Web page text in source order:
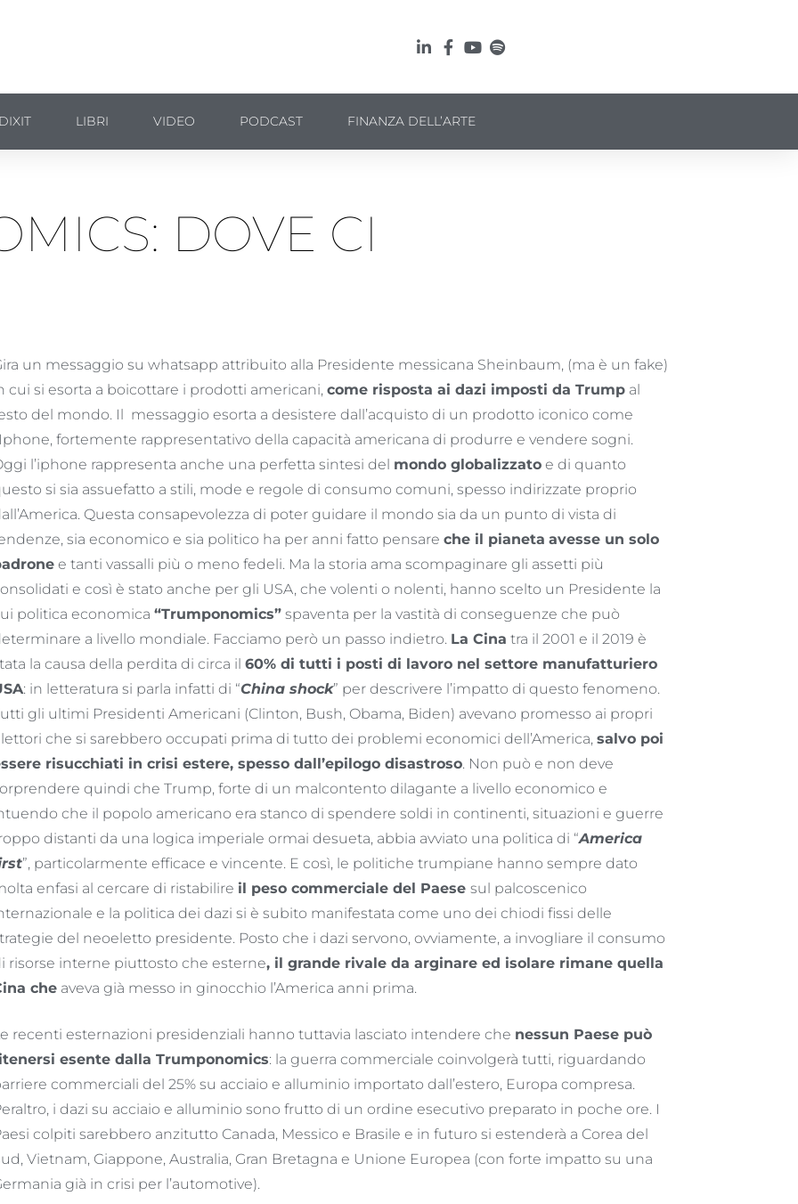
LIBRI VIDEO PODCAST FINANZA DELL’ARTE
DOVE CI
un messaggio su whatsapp attribuito alla Presidente messicana Sheinbaum, (ma è un fake)
cui si esorta a boicottare i prodotti americani, come risposta ai dazi imposti da Trumpal
del mondo. Il messaggio esorta a desistere dall’acquisto di un prodotto iconico come
fortemente rappresentativo della capacità americana di produrre e vendere sogni.
l’iphone rappresenta anche una perfetta sintesi del mondo globalizzatoe di quanto
si sia assuefatto a stili, mode e regole di consumo comuni, spesso indirizzate proprio
Questa consapevolezza di poter guidare il mondo sia da un punto di vista di
sia economico e sia politico ha per anni fatto pensare che il pianeta avesse un solo
e tanti vassalli più o meno fedeli. Ma la storia ama scompaginare gli assetti più
e così è stato anche per gli USA, che volenti o nolenti, hanno scelto un Presidente la
politica economica “Trumponomics”spaventa per la vastità di conseguenze che può
a livello mondiale. Facciamo però un passo indietro. La Cina tra il 2001 e il 2019 è
la causa della perdita di circa il 60% di tutti i posti di lavoro nel settore manufatturiero
: in letteratura si parla infatti di “China shock” per descrivere l’impatto di questo fenomeno.
gli ultimi Presidenti Americani (Clinton, Bush, Obama, Biden) avevano promesso ai propri
che si sarebbero occupati prima di tutto dei problemi economici dell’America, salvo poi
risucchiati in crisi estere, spesso dall’epilogo disastroso. Non può e non deve
quindi che Trump, forte di un malcontento dilagante a livello economico e
che il popolo americano era stanco di spendere soldi in continenti, situazioni e guerre
distanti da una logica imperiale ormai desueta, abbia avviato una politica di “America
”, particolarmente efficace e vincente. E così, le politiche trumpiane hanno sempre dato
enfasi al cercare di ristabilire il peso commerciale del Paese sul palcoscenico
e la politica dei dazi si è subito manifestata come uno dei chiodi fissi delle
del neoeletto presidente. Posto che i dazi servono, ovviamente, a invogliare il consumo
risorse interne piuttosto che esterne, il grande rivale da arginare ed isolare rimane quella
cheaveva già messo in ginocchio l’America anni prima.
recenti esternazioni presidenziali hanno tuttavia lasciato intendere che nessun Paese può
esente dalla Trumponomics: la guerra commerciale coinvolgerà tutti, riguardando
commerciali del 25% su acciaio e alluminio importato dall’estero, Europa compresa.
i dazi su acciaio e alluminio sono frutto di un ordine esecutivo preparato in poche ore. I
colpiti sarebbero anzitutto Canada, Messico e Brasile e in futuro si estenderà a Corea del
Vietnam, Giappone, Australia, Gran Bretagna e Unione Europea (con forte impatto su una
già in crisi per l’automotive).